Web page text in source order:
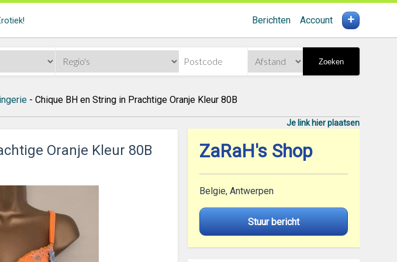
! Berichten Account +
Zoeken
- Chique BH en String in Prachtige Oranje Kleur 80B
Je link hier plaatsen
Oranje Kleur 80B ZaRaH's Shop
Belgie, Antwerpen
Stuur bericht